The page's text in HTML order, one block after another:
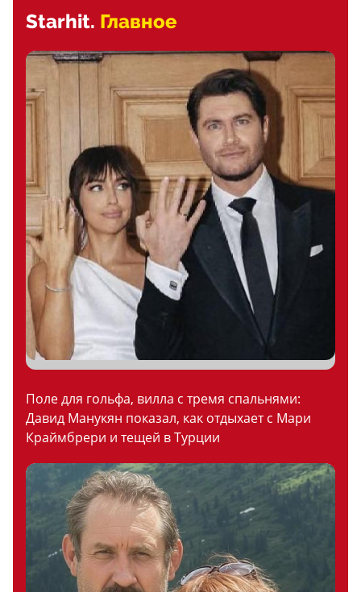
Starhit. Главное
Поле для гольфа, вилла с тремя спальнями:
Давид Манукян показал, как отдыхает с Мари
Краймбрери и тещей в Турции